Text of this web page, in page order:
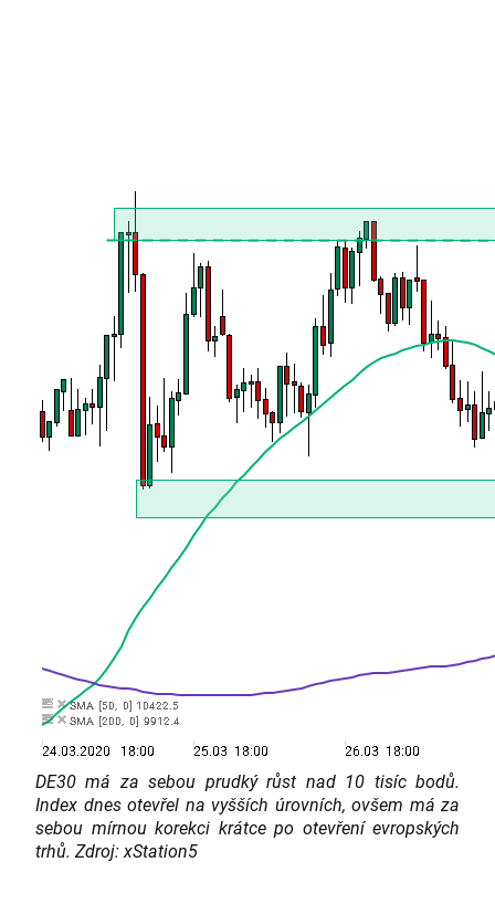
DE30 má za sebou prudký růst nad 10 tisíc bodů.
Index dnes otevřel na vyšších úrovních, ovšem má za
sebou mírnou korekci krátce po otevření evropských
trhů. Zdroj: xStation5